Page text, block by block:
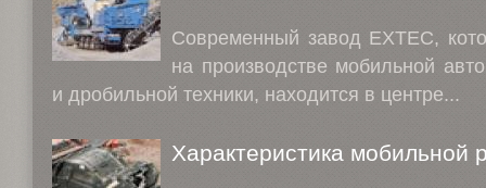
Современный завод EXTEC,
на производстве мобильной
и дробильной техники, находится в центре...
Характеристика мобильной